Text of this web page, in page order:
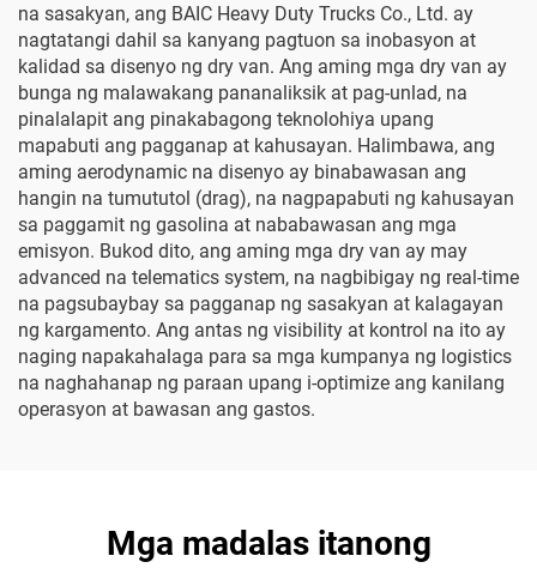
na sasakyan, ang BAIC Heavy Duty Trucks Co., Ltd. ay
nagtatangi dahil sa kanyang pagtuon sa inobasyon at
kalidad sa disenyo ng dry van. Ang aming mga dry van ay
bunga ng malawakang pananaliksik at pag-unlad, na
pinalalapit ang pinakabagong teknolohiya upang
mapabuti ang pagganap at kahusayan. Halimbawa, ang
aming aerodynamic na disenyo ay binabawasan ang
hangin na tumututol (drag), na nagpapabuti ng kahusayan
sa paggamit ng gasolina at nababawasan ang mga
emisyon. Bukod dito, ang aming mga dry van ay may
advanced na telematics system, na nagbibigay ng real-time
na pagsubaybay sa pagganap ng sasakyan at kalagayan
ng kargamento. Ang antas ng visibility at kontrol na ito ay
naging napakahalaga para sa mga kumpanya ng logistics
na naghahanap ng paraan upang i-optimize ang kanilang
operasyon at bawasan ang gastos.
Mga madalas itanong